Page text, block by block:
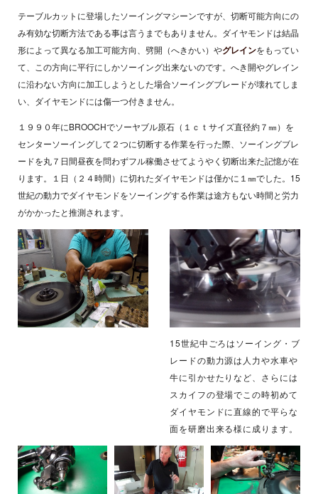
テーブルカットに登場したソーイングマシーンですが、切断可能方向にの
み有効な切断方法である事は言うまでもありません。ダイヤモンドは結晶
形によって異なる加工可能方向、劈開（へきかい）やグレインをもってい
て、この方向に平行にしかソーイング出来ないのです。へき開やグレイン
に沿わない方向に加工しようとした場合ソーイングブレードが壊れてしま
い、ダイヤモンドには傷一つ付きません。
１９９０年にBROOCHでソーヤブル原石（１ｃｔサイズ直径約７㎜）を
センターソーイングして２つに切断する作業を行った際、ソーイングブレ
ードを丸７日間昼夜を問わずフル稼働させてようやく切断出来た記憶が在
ります。１日（２４時間）に切れたダイヤモンドは僅かに１㎜でした。15
世紀の動力でダイヤモンドをソーイングする作業は途方もない時間と労力
がかかったと推測されます。
15世紀中ごろはソーイング・ブ
レードの動力源は人力や水車や
牛に引かせたりなど、さらには
スカイフの登場でこの時初めて
ダイヤモンドに直線的で平らな
面を研磨出来る様に成ります。